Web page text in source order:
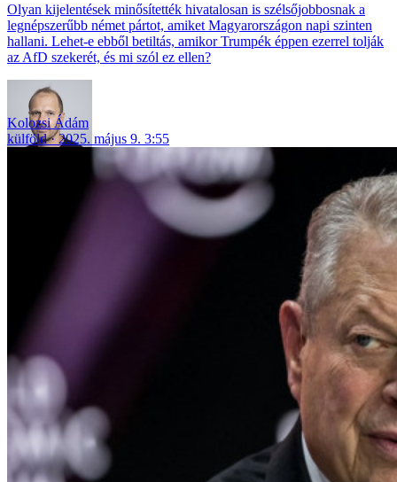
Olyan kijelentések minősítették hivatalosan is szélsőjobbosnak a
legnépszerűbb német pártot, amiket Magyarországon napi szinten
hallani. Lehet-e ebből betiltás, amikor Trumpék éppen ezerrel tolják
az AfD szekerét, és mi szól ez ellen?
Kolozsi Ádám
külföld
2025. május 9. 3:55